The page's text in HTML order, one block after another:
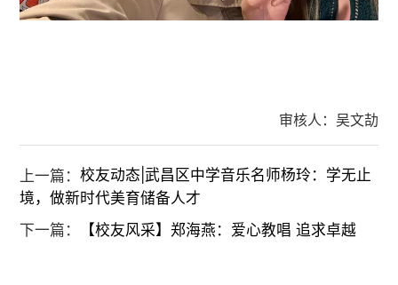
审核人：吴文劼
上一篇：校友动态|武昌区中学音乐名师杨玲：学无止
境，做新时代美育储备人才
下一篇：
【校友风采】郑海燕：爱心教唱 追求卓越